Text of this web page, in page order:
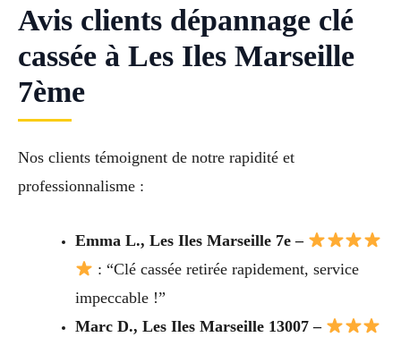
Avis clients dépannage clé
cassée à Les Iles Marseille
7ème
Nos clients témoignent de notre rapidité et
professionnalisme :
Emma L., Les Iles Marseille 7e –
: “Clé cassée retirée rapidement, service
impeccable !”
Marc D., Les Iles Marseille 13007 –